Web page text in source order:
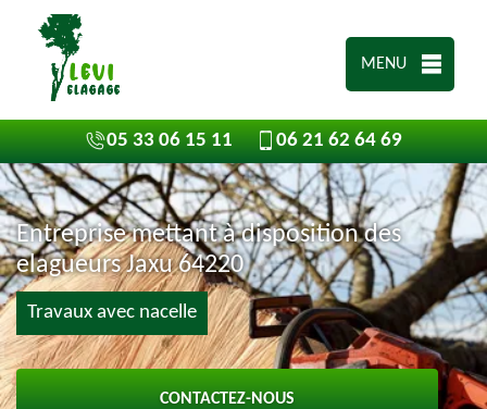
MENU
05 33 06 15 11 06 21 62 64 69
Entreprise mettant à disposition des
elagueurs Jaxu 64220
Travaux avec nacelle
CONTACTEZ-NOUS